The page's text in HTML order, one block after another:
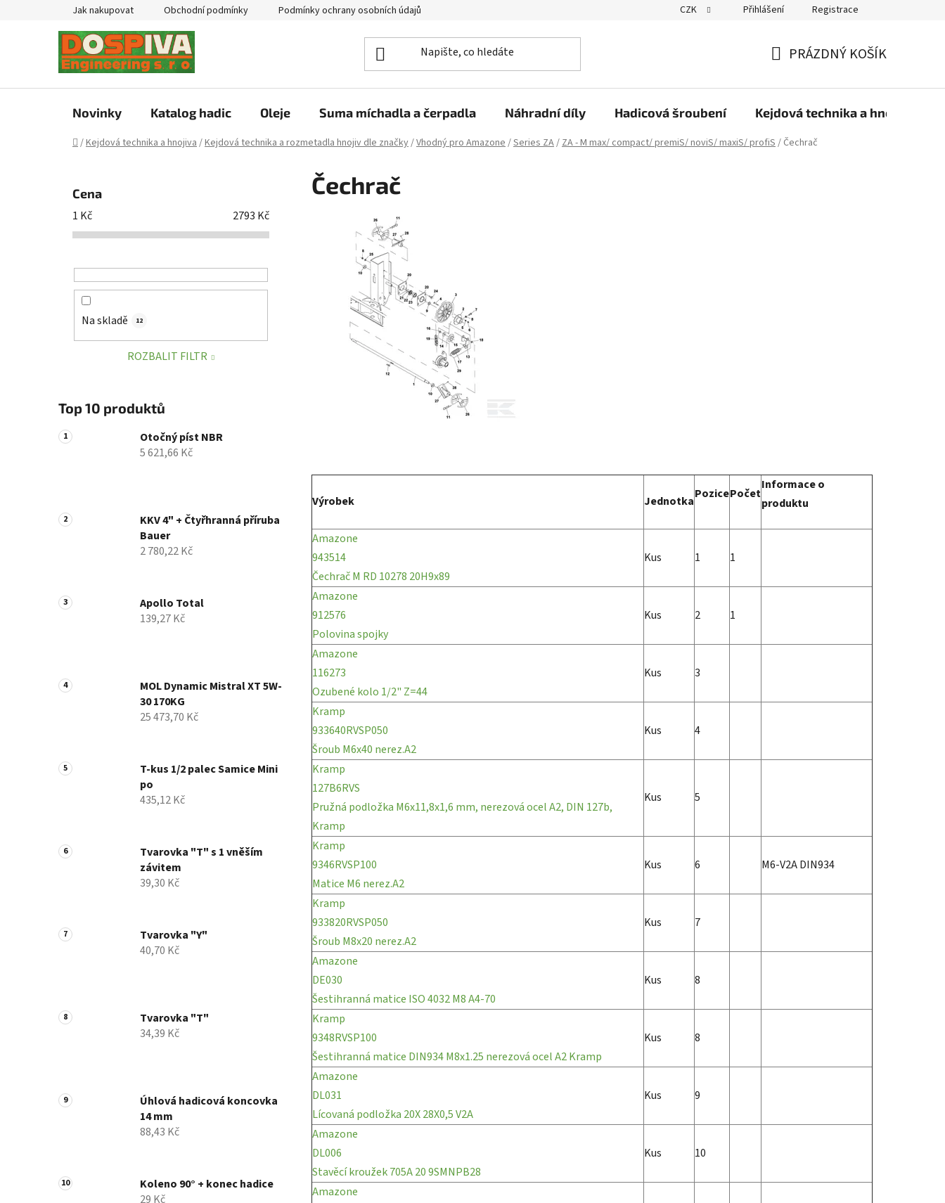
Jak nakupovat Obchodní podmínky Podmínky ochrany osobních údajů CZK Přihlášení Registrace
KOŠÍK
PRÁZDNÝ KOŠÍK
Novinky Katalog hadic Oleje Suma míchadla a čerpadla Náhradní díly Hadicová šroubení Kejdová technika a hnojiva
Domů
/Kejdová technika a hnojiva/Kejdová technika a rozmetadla hnojiv dle značky/Vhodný pro Amazone/Series ZA/ZA - M max/ compact/ premiS/ noviS/ maxiS/ profiS/ Čechrač
l
Cena
1 Kč 2793 Kč
Na skladě 12
ROZBALIT FILTR
Top 10 produktů
Otočný píst NBR
5 621,66 Kč
KKV 4" + Čtyřhranná příruba
Bauer
2 780,22 Kč
Apollo Total
139,27 Kč
MOL Dynamic Mistral XT 5W-
30 170KG
25 473,70 Kč
T-kus 1/2 palec Samice Mini
po
435,12 Kč
Tvarovka "T" s 1 vněším
závitem
39,30 Kč
Tvarovka "Y"
40,70 Kč
Tvarovka "T"
34,39 Kč
Úhlová hadicová koncovka
14 mm
88,43 Kč
Koleno 90° + konec hadice
29 Kč
Čechrač
Výrobek JednotkaPozicePočet
Informace o
produktu
Amazone
943514
Čechrač M RD 10278 20H9x89
Kus 1 1
Amazone
912576
Polovina spojky
Kus 2 1
Amazone
116273
Ozubené kolo 1/2" Z=44
Kus 3
Kramp
933640RVSP050
Šroub M6x40 nerez.A2
Kus 4
Kramp
127B6RVS
Pružná podložka M6x11,8x1,6 mm, nerezová ocel A2, DIN 127b,
Kramp
Kus 5
Kramp
9346RVSP100
Matice M6 nerez.A2
Kus 6 M6-V2A DIN934
Kramp
933820RVSP050
Šroub M8x20 nerez.A2
Kus 7
Amazone
DE030
Šestihranná matice ISO 4032 M8 A4-70
Kus 8
Kramp
9348RVSP100
Šestihranná matice DIN934 M8x1.25 nerezová ocel A2 Kramp
Kus 8
Amazone
DL031
Lícovaná podložka 20X 28X0,5 V2A
Kus 9
Amazone
DL006
Stavěcí kroužek 705A 20 9SMNPB28
Kus 10
Amazone